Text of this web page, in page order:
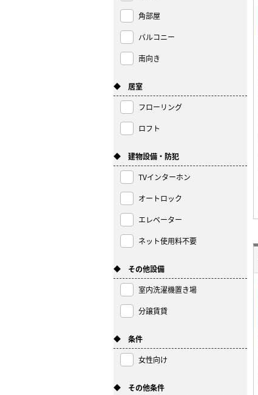
角部屋
バルコニー
南向き
◆ 居室
フローリング
ロフト
◆ 建物設備・防犯
TVインターホン
オートロック
エレベーター
ネット使用料不要
◆ その他設備
室内洗濯機置き場
分譲賃貸
◆ 条件
女性向け
◆ その他条件